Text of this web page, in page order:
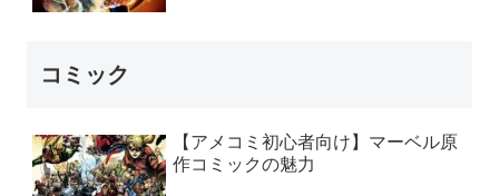
コミック
【アメコミ初心者向け】マーベル原
作コミックの魅力